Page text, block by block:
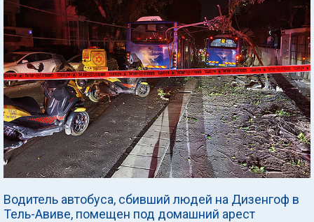
Водитель автобуса, сбивший людей на Дизенгоф в
Тель-Авиве, помещен под домашний арест